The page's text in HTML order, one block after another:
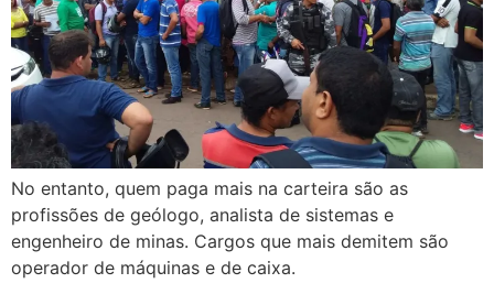
No entanto, quem paga mais na carteira são as
profissões de geólogo, analista de sistemas e
engenheiro de minas. Cargos que mais demitem são
operador de máquinas e de caixa.